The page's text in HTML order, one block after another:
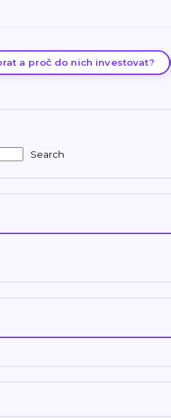
a proč do nich investovat?
Search